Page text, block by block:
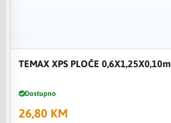
TEMAX XPS PLOČE 0,6X1,25X0,10m
Dostupno
26,80 KM